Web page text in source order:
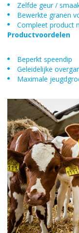
Zelfde geur /
Bewerkte granen
Compleet product
Productvoordelen
Beperkt speendip
Geleidelijke
Maximale